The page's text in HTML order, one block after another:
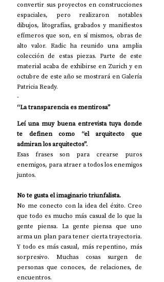
convertir sus proyectos en construcciones
espaciales, pero realizaron notables
dibujos, litografías, grabados y manifiestos
efímeros que son, en sí mismos, obras de
alto valor. Radic ha reunido una amplia
colección de estas piezas. Parte de este
material acaba de exhibirse en Zurich y en
octubre de este año se mostrará en Galería
Patricia Ready.
-
“La transparencia es mentirosa”
Leí una muy buena entrevista tuya donde
te definen como “el arquitecto que
admiran los arquitectos”.
Esas frases son para crearse puros
enemigos, para atraer a todos los enemigos
juntos.
No te gusta el imaginario triunfalista.
No me conecto con la idea del éxito. Creo
que todo es mucho más casual de lo que la
gente piensa. La gente piensa que uno
arma un plan para tener cierta trayectoria.
Y todo es más casual, más repentino, más
sorpresivo. Muchas cosas surgen de
personas que conoces, de relaciones, de
encuentros.